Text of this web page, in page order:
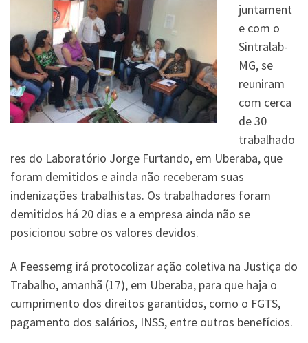
juntament
e com o
Sintralab-
MG, se
reuniram
com cerca
de 30
trabalhado
res do Laboratório Jorge Furtando, em Uberaba, que
foram demitidos e ainda não receberam suas
indenizações trabalhistas. Os trabalhadores foram
demitidos há 20 dias e a empresa ainda não se
posicionou sobre os valores devidos.
A Feessemg irá protocolizar ação coletiva na Justiça do
Trabalho, amanhã (17), em Uberaba, para que haja o
cumprimento dos direitos garantidos, como o FGTS,
pagamento dos salários, INSS, entre outros benefícios.